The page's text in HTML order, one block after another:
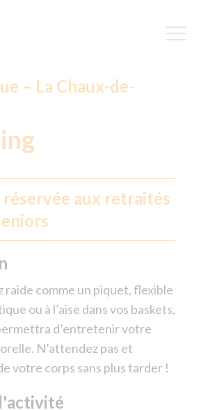
– La Chaux-de-
aux retraités
raide comme un piquet, flexible
ou à l’aise dans vos baskets,
d’entretenir votre
N’attendez pas et
votre corps sans plus tarder !